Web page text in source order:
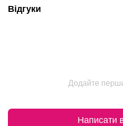
Відгуки
Додайте
Написати